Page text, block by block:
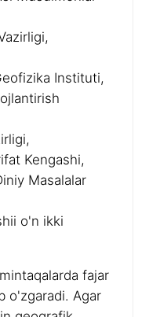
Instituti,
Kengashi,
Masalalar
o'n ikki
fajar
o'zgaradi. Agar